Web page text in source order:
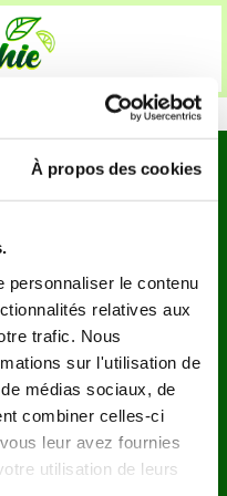
À propos des cookies
personnaliser le contenu
relatives aux
trafic. Nous
sur l'utilisation de
médias sociaux, de
combiner celles-ci
leur avez fournies
utilisation de leurs
Sociaux